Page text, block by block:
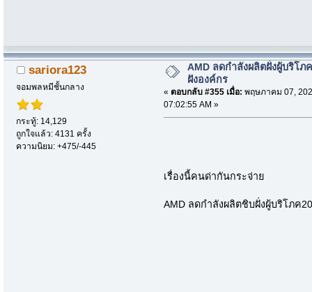
sariora123
จอมพลหมีชั้นกลาง
กระทู้: 14,129
ถูกใจแล้ว: 4131 ครั้ง
ความนิยม: +475/-445
AMD ลดกำลังผลิตฝั่งผู้บริโภ
ฝังองค์กร
« ตอบกลับ #355 เมื่อ: พฤษภาคม 07,
07:02:55 AM »
เรื่องนี้คนด่ากันกระจ่าย
AMD ลดกำลังผลิตชิบฝั่งผู้บริโภค